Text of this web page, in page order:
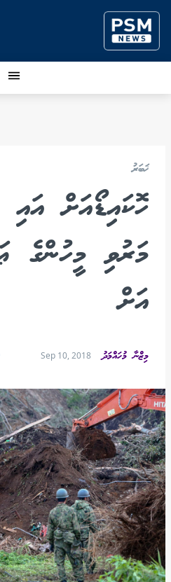
ޚަބަރު
ހޮކައިޑޯއަށް އައި
އަށް
މިޒްނާ މުހައްމަދު Sep 10, 2018